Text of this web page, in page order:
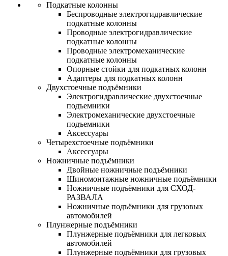
Подкатные колонны
Беспроводные электрогидравлические
подкатные колонны
Проводные электрогидравлические
подкатные колонны
Проводные электромеханические
подкатные колонны
Опорные стойки для подкатных колонн
Адаптеры для подкатных колонн
Двухстоечные подъёмники
Электрогидравлические двухстоечные
подъемники
Электромеханические двухстоечные
подъемники
Аксессуары
Четырехстоечные подъёмники
Аксессуары
Ножничные подъёмники
Двойные ножничные подъёмники
Шиномонтажные ножничные подъёмники
Ножничные подъёмники для СХОД-
РАЗВАЛА
Ножничные подъёмники для грузовых
автомобилей
Плунжерные подъёмники
Плунжерные подъёмники для легковых
автомобилей
Плунжерные подъёмники для грузовых